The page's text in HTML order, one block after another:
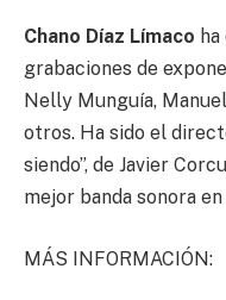
Chano Díaz Límaco
grabaciones de
Nelly Munguía,
otros. Ha sido el
siendo”, de Javier
mejor banda sonora
MÁS INFORMACIÓN: